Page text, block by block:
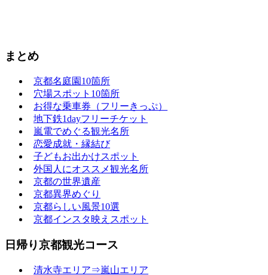
まとめ
京都名庭園10箇所
穴場スポット10箇所
お得な乗車券（フリーきっぷ）
地下鉄1dayフリーチケット
嵐電でめぐる観光名所
恋愛成就・縁結び
子どもお出かけスポット
外国人にオススメ観光名所
京都の世界遺産
京都異界めぐり
京都らしい風景10選
京都インスタ映えスポット
日帰り京都観光コース
清水寺エリア⇒嵐山エリア